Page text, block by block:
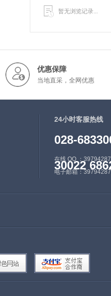
日缅甸脱离英联
义共和国。1988
发游行示威。同
日，以国防部长苏
首的军人接管
员会”（1997年改
会”），宣布废
散人民议会和国
构。1988年9月23
由“缅甸联邦社会
国”改名为“缅甸联
统制。缅甸于
国会选出吴登盛为
任总统。2016年3
暂无浏览记录...
优惠保障
当地直采，全网优惠
24小时客服热线
028-
30022
在线 QQ ：
电子邮箱：